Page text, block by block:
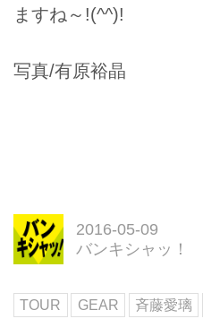
ますね～!(^^)!
写真/有原裕晶
2016-05-09
バンキシャッ！
TOUR GEAR 斉藤愛璃